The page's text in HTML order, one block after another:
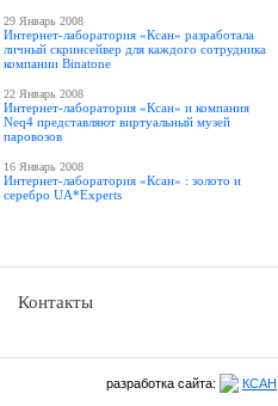
29 Январь 2008
Интернет-лаборатория «Ксан» разработала
личный скринсейвер для каждого сотрудника
компании Binatone
22 Январь 2008
Интернет-лаборатория «Ксан» и компания
Neq4 представляют виртуальный музей
паровозов
16 Январь 2008
Интернет-лаборатория «Ксан» : золото и
серебро UA*Experts
Контакты
разработка сайта: КСАН